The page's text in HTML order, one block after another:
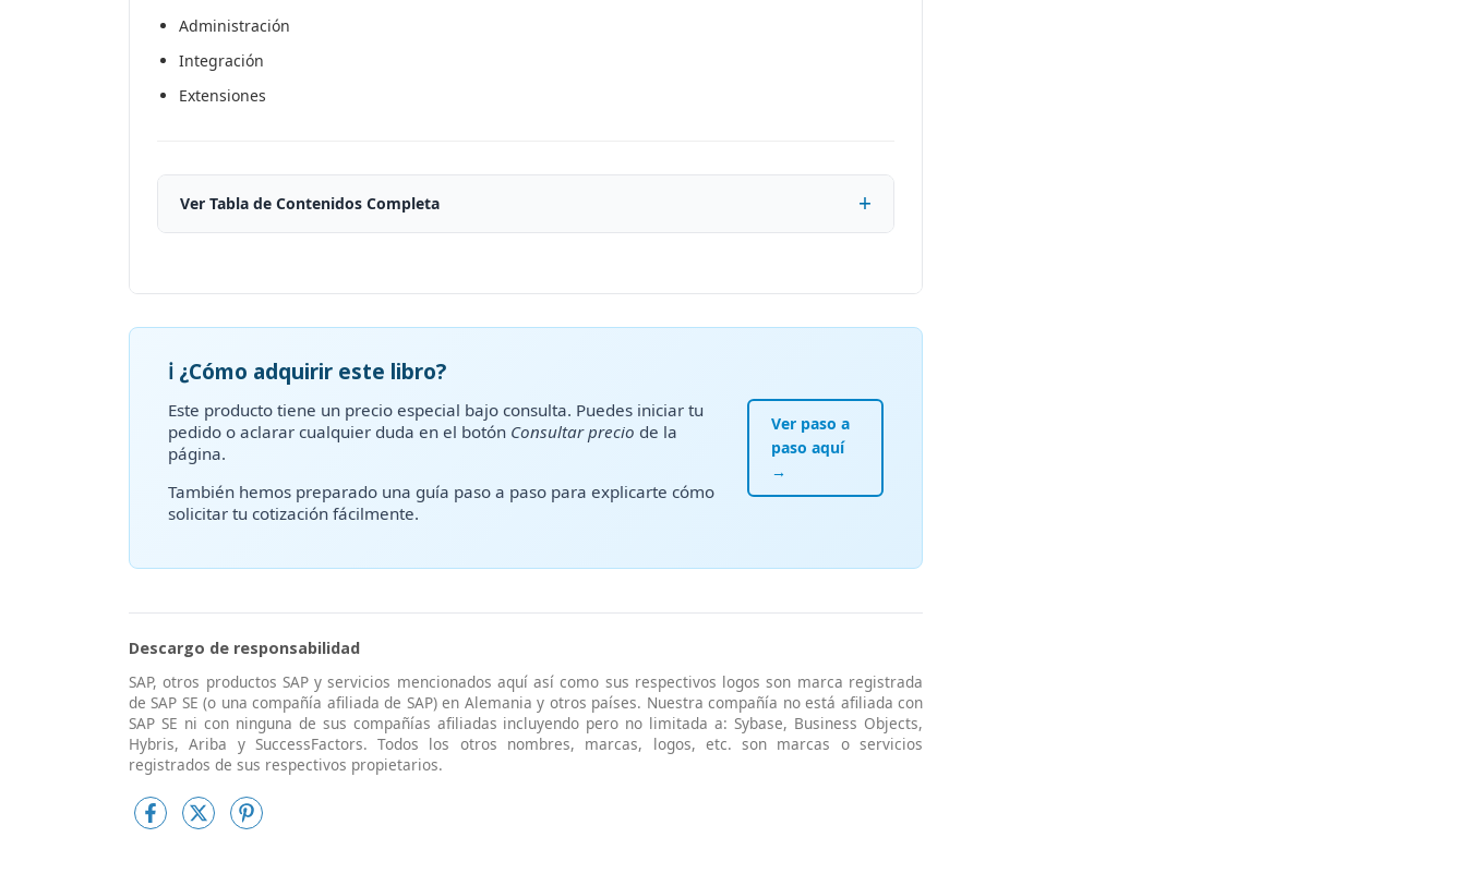
Administración
Integración
Extensiones
Ver Tabla de Contenidos Completa
ℹ️ ¿Cómo adquirir este libro?
Este producto tiene un precio especial bajo consulta. Puedes iniciar tu
pedido o aclarar cualquier duda en el botón Consultar precio de la
página.
También hemos preparado una guía paso a paso para explicarte cómo
solicitar tu cotización fácilmente.
Ver paso a
paso aquí
→
Descargo de responsabilidad
SAP, otros productos SAP y servicios mencionados aquí así como sus respectivos logos son marca registrada
de SAP SE (o una compañía afiliada de SAP) en Alemania y otros países. Nuestra compañía no está afiliada con
SAP SE ni con ninguna de sus compañías afiliadas incluyendo pero no limitada a: Sybase, Business Objects,
Hybris, Ariba y SuccessFactors. Todos los otros nombres, marcas, logos, etc. son marcas o servicios
registrados de sus respectivos propietarios.